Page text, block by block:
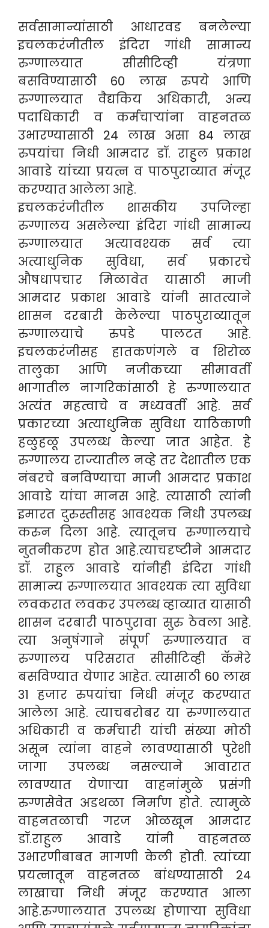
सर्वसामान्यांसाठी आधारवड बनलेल्या
इचलकरंजीतील इंदिरा गांधी सामान्य
रुग्णालयात सीसीटिव्ही यंत्रणा
बसविण्यासाठी 60 लाख रुपये आणि
रुग्णालयात वैद्यकिय अधिकारी, अन्य
पदाधिकारी व कर्मचार्‍यांना वाहनतळ
उभारण्यासाठी 24 लाख असा 84 लाख
रुपयांचा निधी आमदार डॉ. राहुल प्रकाश
आवाडे यांच्या प्रयत्न व पाठपुराव्यात मंजूर
करण्यात आलेला आहे.
इचलकरंजीतील शासकीय उपजिल्हा
रुग्णालय असलेल्या इंदिरा गांधी सामान्य
रुग्णालयात अत्यावश्यक सर्व त्या
अत्याधुनिक सुविधा, सर्व प्रकारचे
औषधापचार मिळावेत यासाठी माजी
आमदार प्रकाश आवाडे यांनी सातत्याने
शासन दरबारी केलेल्या पाठपुराव्यातून
रुग्णालयाचे रुपडे पालटत आहे.
इचलकरंजीसह हातकणंगले व शिरोळ
तालुका आणि नजीकच्या सीमावर्ती
भागातील नागरिकांसाठी हे रुग्णालयात
अत्यंत महत्वाचे व मध्यवर्ती आहे. सर्व
प्रकारच्या अत्याधुनिक सुविधा याठिकाणी
हळुहळू उपलब्ध केल्या जात आहेत. हे
रुग्णालय राज्यातील नव्हे तर देशातील एक
नंबरचे बनविण्याचा माजी आमदार प्रकाश
आवाडे यांचा मानस आहे. त्यासाठी त्यांनी
इमारत दुरुस्तीसह आवश्यक निधी उपलब्ध
करुन दिला आहे. त्यातूनच रुग्णालयाचे
नुतनीकरण होत आहे.त्याचदृष्टीने आमदार
डॉ. राहुल आवाडे यांनीही इंदिरा गांधी
सामान्य रुग्णालयात आवश्यक त्या सुविधा
लवकरात लवकर उपलब्ध व्हाव्यात यासाठी
शासन दरबारी पाठपुरावा सुरु ठेवला आहे.
त्या अनुषंगाने संपूर्ण रुग्णालयात व
रुग्णालय परिसरात सीसीटिव्ही कॅमेरे
बसविण्यात येणार आहेत. त्यासाठी 60 लाख
31 हजार रुपयांचा निधी मंजूर करण्यात
आलेला आहे. त्याचबरोबर या रुग्णालयात
अधिकारी व कर्मचारी यांची संख्या मोठी
असून त्यांना वाहने लावण्यासाठी पुरेशी
जागा उपलब्ध नसल्याने आवारात
लावण्यात येणार्‍या वाहनांमुळे प्रसंगी
रुग्णसेवेत अडथळा निर्माण होते. त्यामुळे
वाहनतळाची गरज ओळखून आमदार
डॉ.राहुल आवाडे यांनी वाहनतळ
उभारणीबाबत मागणी केली होती. त्यांच्या
प्रयत्नातून वाहनतळ बांधण्यासाठी 24
लाखाचा निधी मंजूर करण्यात आला
आहे.रुग्णालयात उपलब्ध होणार्‍या सुविधा